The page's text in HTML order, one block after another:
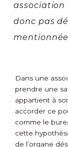
association
donc pas
Dans une
prendre une
appartient à
accorder ce
comme le
cette
de l’organe